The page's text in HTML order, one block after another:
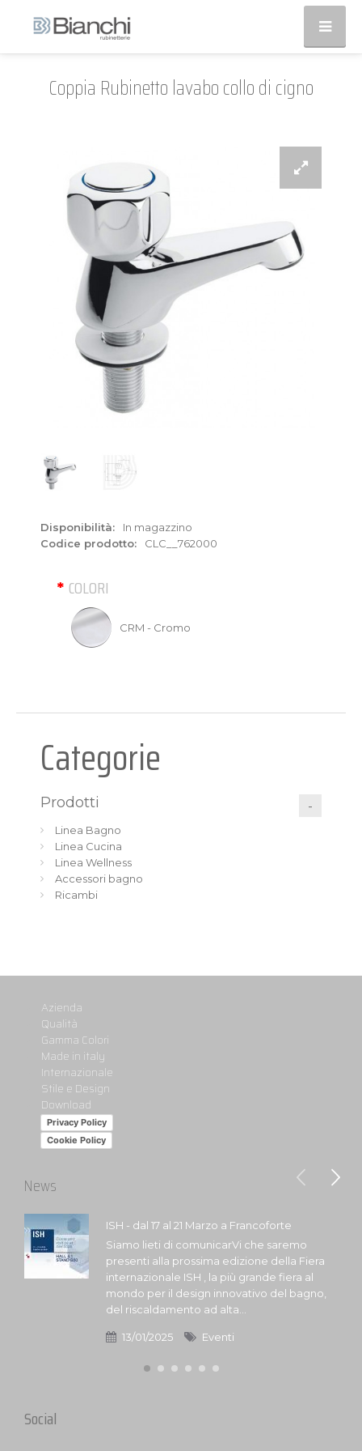
Coppia Rubinetto lavabo collo di cigno
Disponibilità:
In magazzino
Codice prodotto:
CLC__762000
COLORI
CRM - Cromo
Categorie
Prodotti
Linea Bagno
Linea Cucina
Linea Wellness
Accessori bagno
Ricambi
Azienda
Qualità
Gamma Colori
Made in italy
Internazionale
Stile e Design
Download
Privacy Policy
Cookie Policy
News
ISH - dal 17 al 21 Marzo a Francoforte
Siamo lieti di comunicarVi che saremo
presenti alla prossima edizione della Fiera
internazionale ISH , la più grande fiera al
mondo per il design innovativo del bagno,
del riscaldamento ad alta...
13/01/2025 Eventi
Social